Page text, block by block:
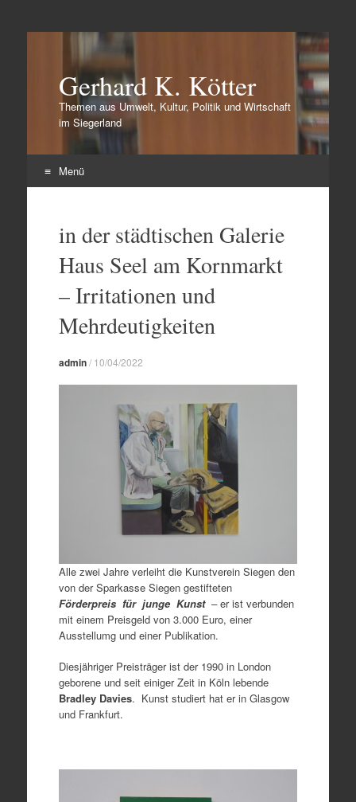
Gerhard K. Kötter
Themen aus Umwelt, Kultur, Politik und Wirtschaft
im Siegerland
Menü
springenin der städtischen Galerie
Haus Seel am Kornmarkt
– Irritationen und
Mehrdeutigkeiten
admin/ 10/04/2022
Alle zwei Jahre verleiht die Kunstverein Siegen den
von der Sparkasse Siegen gestifteten
Förderpreis für junge Kunst –er ist verbunden
mit einem Preisgeld von 3.000 Euro, einer
Ausstellumg und einer Publikation.
Diesjähriger Preisträger ist der 1990 in London
geborene und seit einiger Zeit in Köln lebende
Bradley Davies. Kunst studiert hat er in Glasgow
und Frankfurt.